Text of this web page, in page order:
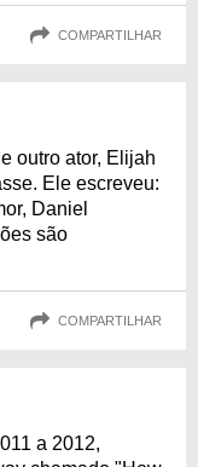
COMPARTILHAR
outro ator, Elijah
Ele escreveu:
Daniel
são
COMPARTILHAR
a 2012,